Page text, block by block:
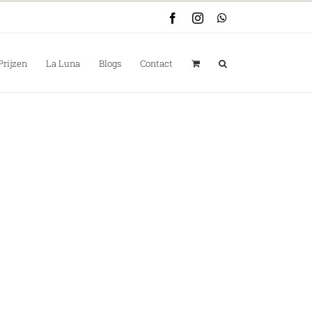
FacebookInstagramWhatsApp
La Luna Blogs Contact